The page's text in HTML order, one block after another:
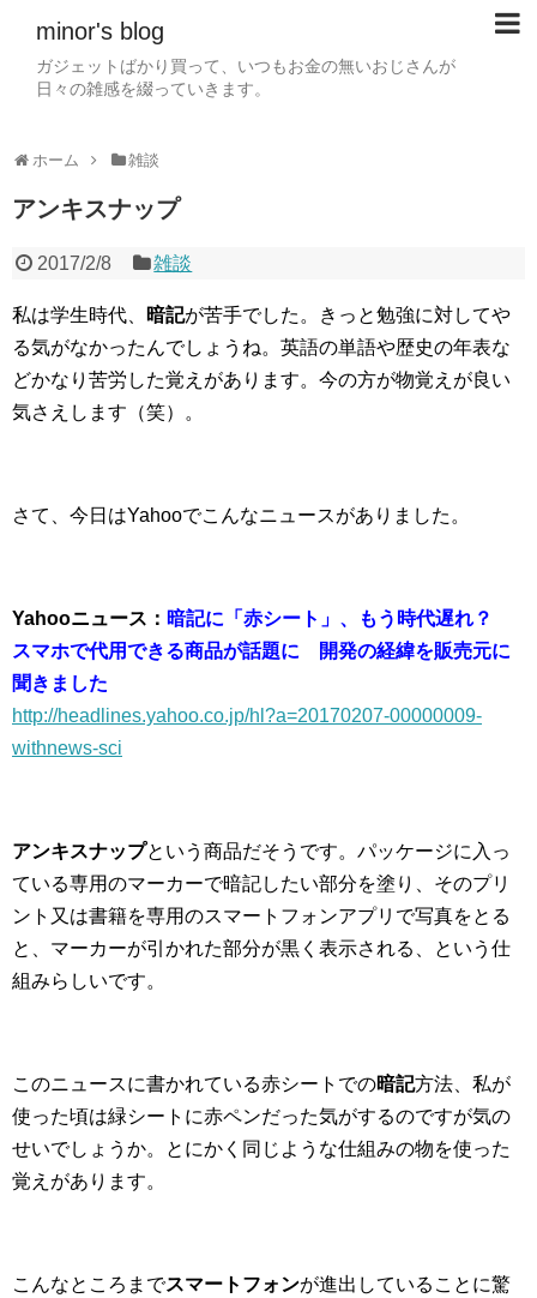
minor's blog
ガジェットばかり買って、いつもお金の無いおじさんが
日々の雑感を綴っていきます。
ホーム 雑談
アンキスナップ
2017/2/8 雑談
私は学生時代、 暗記が苦手でした。きっと勉強に対してや
る気がなかったんでしょうね。英語の単語や歴史の年表な
どかなり苦労した覚えがあります。今の方が物覚えが良い
気さえします（笑）。
さて、今日はYahooでこんなニュースがありました。
Yahooニュース： 暗記に「赤シート」、もう時代遅れ？
スマホで代用できる商品が話題に 開発の経緯を販売元に
聞きました
http://headlines.yahoo.co.jp/hl?a=20170207-00000009-
withnews-sci
アンキスナップという商品だそうです。パッケージに入っ
ている専用のマーカーで暗記したい部分を塗り、そのプリ
ント又は書籍を専用のスマートフォンアプリで写真をとる
と、マーカーが引かれた部分が黒く表示される、という仕
組みらしいです。
このニュースに書かれている赤シートでの暗記方法、私が
使った頃は緑シートに赤ペンだった気がするのですが気の
せいでしょうか。とにかく同じような仕組みの物を使った
覚えがあります。
こんなところまでスマートフォンが進出していることに驚